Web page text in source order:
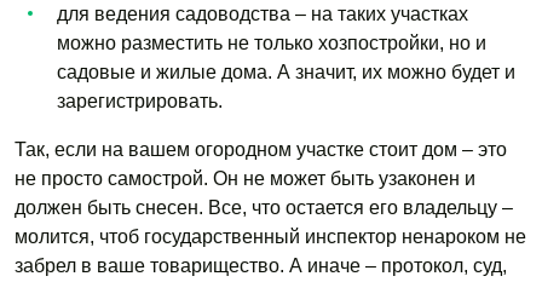
для ведения садоводства – на таких участках
можно разместить не только хозпостройки, но и
садовые и жилые дома. А значит, их можно будет и
зарегистрировать.
Так, если на вашем огородном участке стоит дом – это
не просто самострой. Он не может быть узаконен и
должен быть снесен. Все, что остается его владельцу –
молится, чтоб государственный инспектор ненароком не
забрел в ваше товарищество. А иначе – протокол, суд,